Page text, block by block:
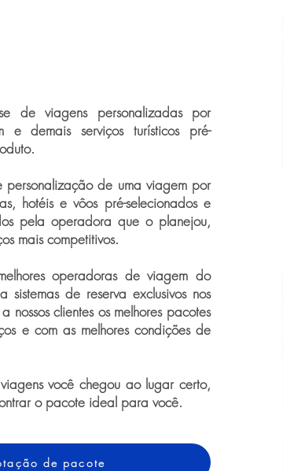
de viagens personalizadas por
e demais serviços turísticos pré-
de uma viagem por
hotéis e vôos pré-selecionados e
pela operadora que o planejou,
mais competitivos.
operadoras de viagem do
de reserva exclusivos nos
nossos clientes os melhores pacotes
e com as melhores condições de
você chegou ao lugar certo,
o pacote ideal para você.
de pacote